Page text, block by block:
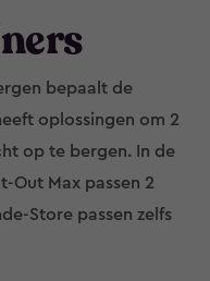
bepaalt de
oplossingen om 2
op te bergen. In de
Out Max passen 2
Store passen zelfs